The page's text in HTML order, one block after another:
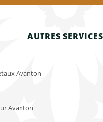
AUTRES SERVICES
Avanton
Avanton